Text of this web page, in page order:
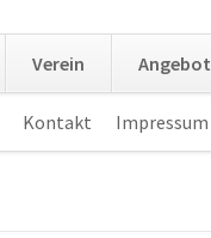
Verein Angebot
Kontakt Impressum